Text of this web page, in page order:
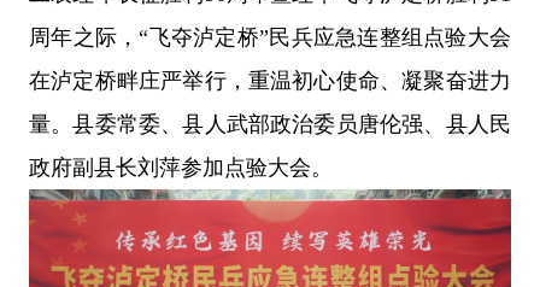
周年之际，“飞夺泸定桥”民兵应急连整组点验大会
在泸定桥畔庄严举行，重温初心使命、凝聚奋进力
量。县委常委、县人武部政治委员唐伦强、县人民
政府副县长刘萍参加点验大会。